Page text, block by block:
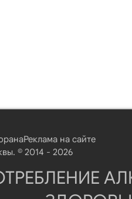
Реклама на сайте
© 2014 - 2026